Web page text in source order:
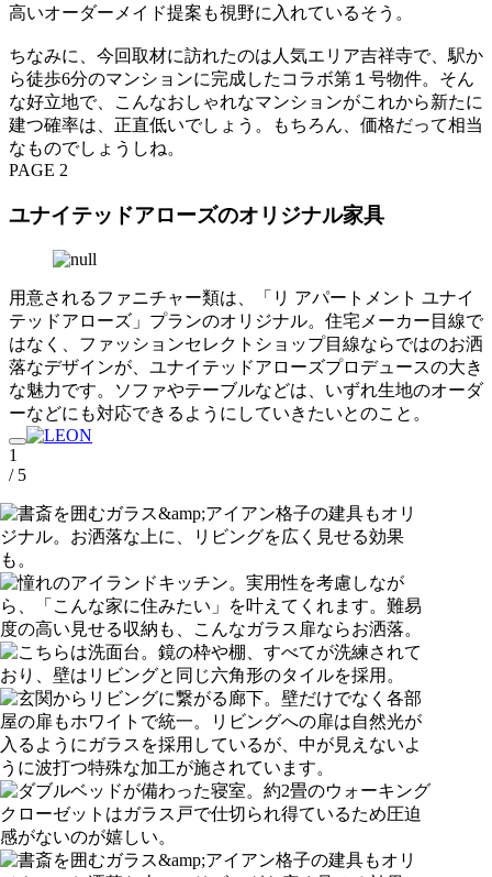
高いオーダーメイド提案も視野に入れているそう。
ちなみに、今回取材に訪れたのは人気エリア吉祥寺で、駅か
ら徒歩6分のマンションに完成したコラボ第１号物件。そん
な好立地で、こんなおしゃれなマンションがこれから新たに
建つ確率は、正直低いでしょう。もちろん、価格だって相当
なものでしょうしね。
PAGE 2
ユナイテッドアローズのオリジナル家具
用意されるファニチャー類は、「リ アパートメント ユナイ
テッドアローズ」プランのオリジナル。住宅メーカー目線で
はなく、ファッションセレクトショップ目線ならではのお洒
落なデザインが、ユナイテッドアローズプロデュースの大き
な魅力です。ソファやテーブルなどは、いずれ生地のオーダ
ーなどにも対応できるようにしていきたいとのこと。
1
/ 5